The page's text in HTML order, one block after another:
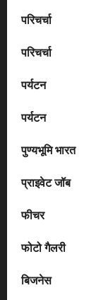
परिचर्चा
परिचर्चा
पर्यटन
पर्यटन
पुण्यभूमि भारत
प्राइवेट जॉब
फीचर
फोटो गैलरी
बिजनेस